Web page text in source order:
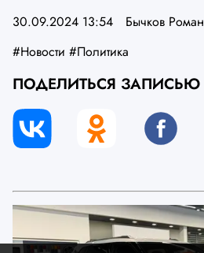
30.09.2024 13:54
Бычков Роман
#Новости #Политика
ПОДЕЛИТЬСЯ ЗАПИСЬЮ